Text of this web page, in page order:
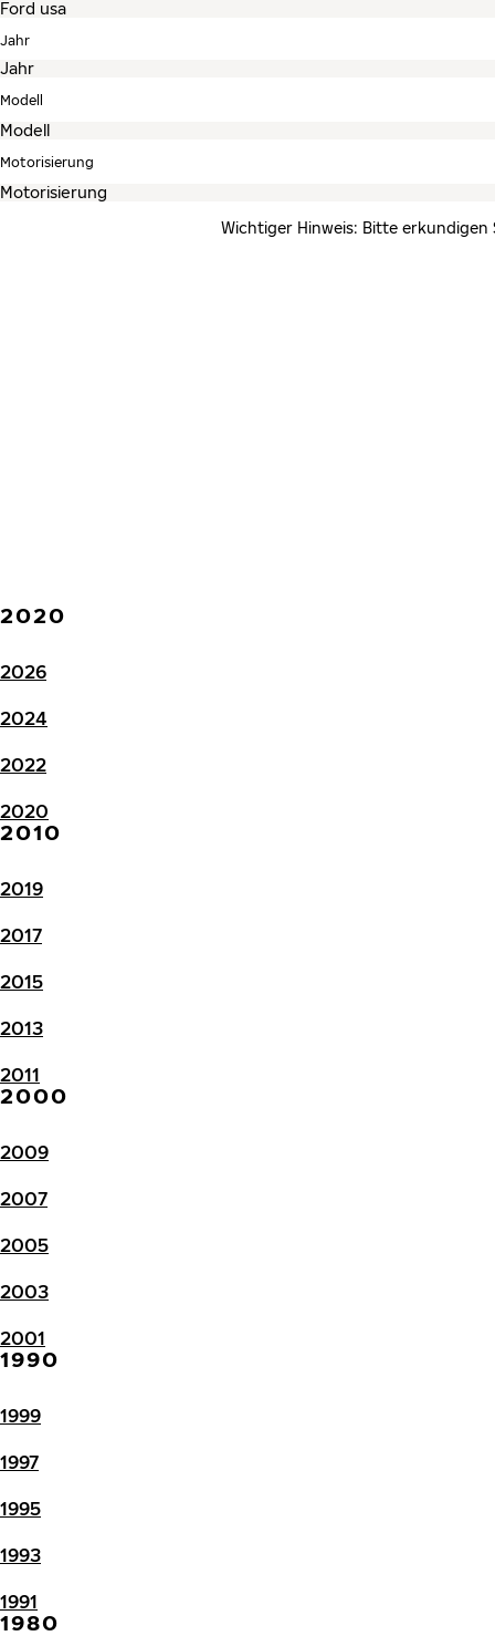
Jahr
Modell
Motorisierung
Wichtiger Hinweis: Bitte
2020
2026
2024
2022
2020
2010
2019
2017
2015
2013
2011
2000
2009
2007
2005
2003
2001
1990
1999
1997
1995
1993
1991
1980